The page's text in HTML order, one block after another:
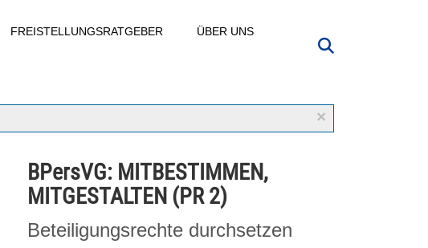
FREISTELLUNGSRATGEBER ÜBER UNS
×
BPersVG: MITBESTIMMEN,
MITGESTALTEN (PR 2)
Beteiligungsrechte durchsetzen